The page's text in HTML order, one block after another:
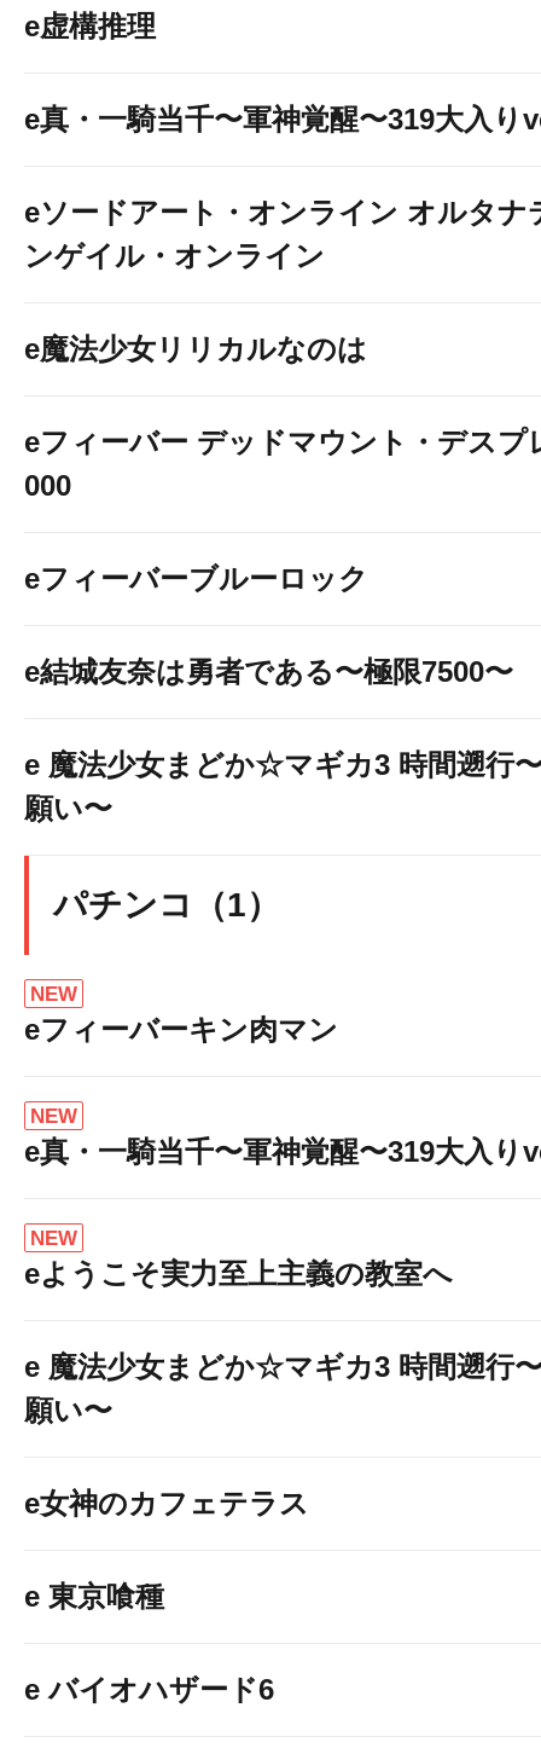
e虚構推理
e真・一騎当千〜軍神覚醒〜319大入り
eソードアート・オンライン オルタナ
ンゲイル・オンライン
e魔法少女リリカルなのは
eフィーバー デッドマウント・デスプ
000
eフィーバーブルーロック
e結城友奈は勇者である〜極限7500〜
e 魔法少女まどか☆マギカ3 時間遡行
願い〜
パチンコ（1）
NEW
eフィーバーキン肉マン
NEW
e真・一騎当千〜軍神覚醒〜319大入り
NEW
eようこそ実力至上主義の教室へ
e 魔法少女まどか☆マギカ3 時間遡行
願い〜
e女神のカフェテラス
e 東京喰種
e バイオハザード6